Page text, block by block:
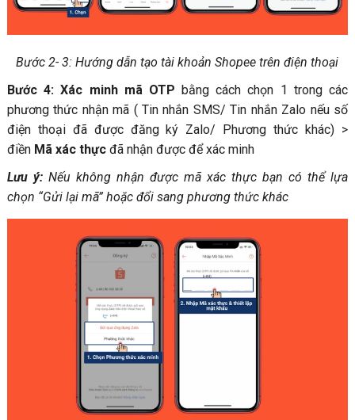
Bước 2- 3: Hướng dẫn tạo tài khoản Shopee trên điện thoại
Bước 4: Xác minh mã OTPbằng cách chọn 1 trong các
phương thức nhận mã ( Tin nhắn SMS/ Tin nhắn Zalo nếu số
điện thoại đã được đăng ký Zalo/ Phương thức khác) >
điền Mã xác thực đã nhận được để xác minh
Lưu ý:Nếu không nhận được mã xác thực bạn có thể lựa
chọn “Gửi lại mã” hoặc đổi sang phương thức khác